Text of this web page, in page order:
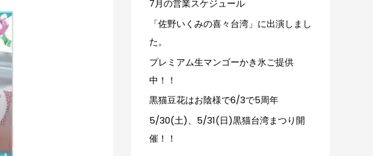
7月の営業スケジュール
「佐野いくみの喜々台湾」に出演しまし
た。
プレミアム生マンゴーかき氷ご提供
中！！
黒猫豆花はお陰様で6/3で5周年
5/30(土)、5/31(日)黒猫台湾まつり開
催！！